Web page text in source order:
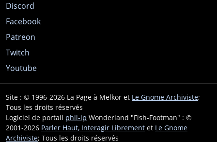
Discord
Facebook
Patreon
Twitch
Youtube
Site : © 1996-2026 La Page à Melkor et Le Gnome Archiviste;
Tous les droits réservés
Logiciel de portail phil-ip Wonderland "Fish-Footman" : ©
2001-2026 Parler Haut, Interagir Librement et Le Gnome
Archiviste; Tous les droits réservés